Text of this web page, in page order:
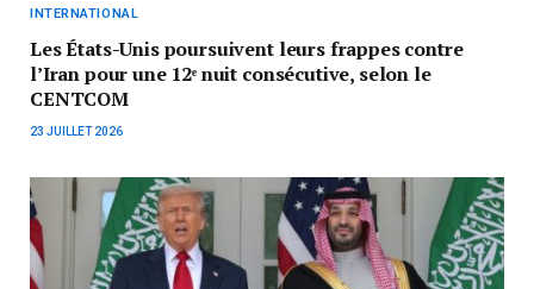
INTERNATIONAL
Les États-Unis poursuivent leurs frappes contre
l’Iran pour une 12ᵉ nuit consécutive, selon le
CENTCOM
23 JUILLET 2026